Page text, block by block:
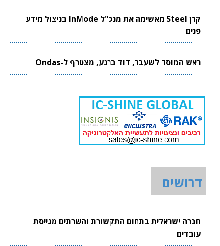
קרן Steel מאשימה את מנכ"ל InMode בניצול מידע
פנים
ראש המוסד לשעבר, דוד ברנע, מצטרף ל-Ondas
דרושים
חברה ישראלית בתחום התקשורת והשרתים מגייסת
עובדים